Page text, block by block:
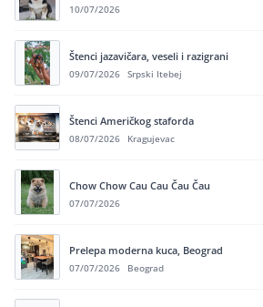
10/07/2026
Štenci jazavičara, veseli i razigrani
09/07/2026 Srpski Itebej
Štenci Američkog staforda
08/07/2026 Kragujevac
Chow Chow Cau Cau Čau Čau
07/07/2026
Prelepa moderna kuca, Beograd
07/07/2026 Beograd